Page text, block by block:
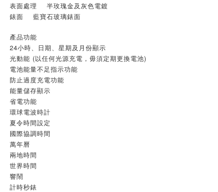
表面處理 半玫瑰金及灰色電鍍
錶面 藍寶石玻璃錶面
產品功能
24小時、日期、星期及月份顯示
光動能 (以任何光源充電，毋須定期更換電池)
電池能量不足指示功能
防止過度充電功能
能量儲存顯示
省電功能
環球電波時計
夏令時間設定
國際協調時間
萬年曆
兩地時間
世界時間
響鬧
計時秒錶